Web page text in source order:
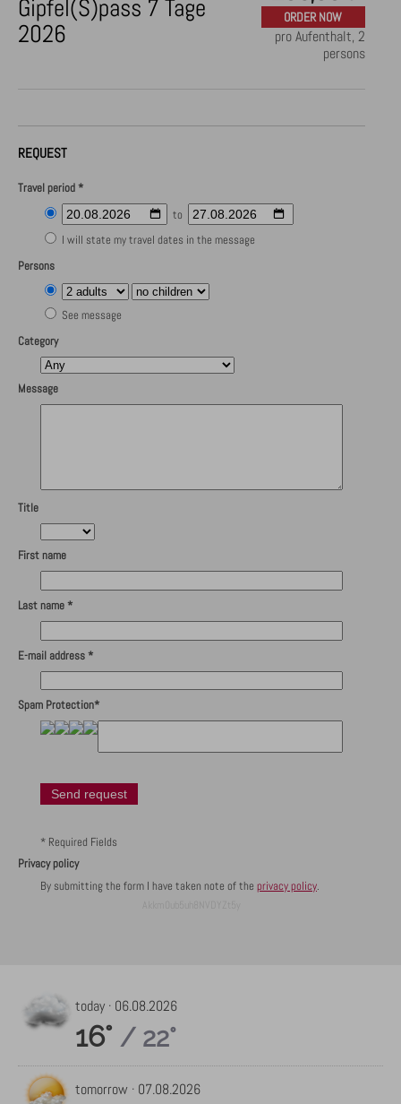
Gipfel(S)pass 7 Tage
2026
ORDER NOW
pro Aufenthalt, 2
persons
REQUEST
Travel period *
to
I will state my travel dates in the message
Persons
See message
Category
Message
Title
First name
Last name *
E-mail address *
Spam Protection*
* Required Fields
Privacy policy
By submitting the form I have taken note of the privacy policy.
today · 06.08.2026
16° / 22°
tomorrow · 07.08.2026